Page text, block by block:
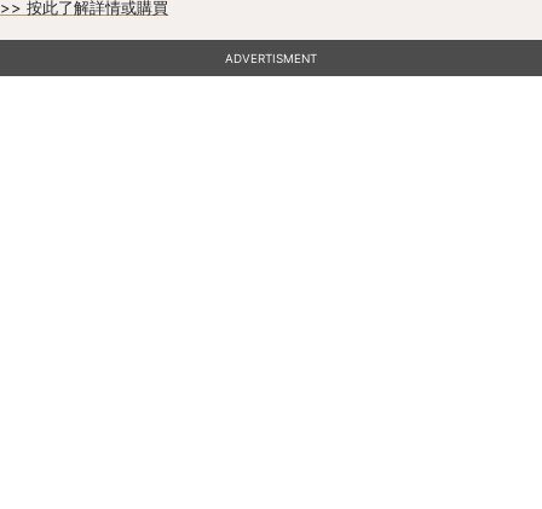
>> 按此了解詳情或購買
ADVERTISMENT